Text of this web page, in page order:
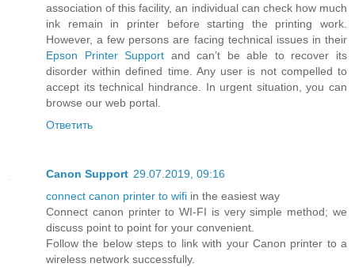
association of this facility, an individual can check how much
ink remain in printer before starting the printing work.
However, a few persons are facing technical issues in their
Epson Printer Support and can’t be able to recover its
disorder within defined time. Any user is not compelled to
accept its technical hindrance. In urgent situation, you can
browse our web portal.
Ответить
Canon Support 29.07.2019, 09:16
connect canon printer to wifi in the easiest way
Connect canon printer to WI-FI is very simple method; we
discuss point to point for your convenient.
Follow the below steps to link with your Canon printer to a
wireless network successfully.